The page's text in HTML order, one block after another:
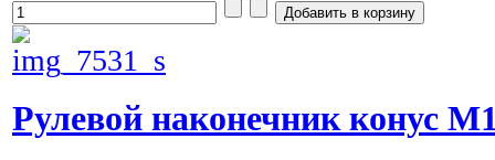
Рулевой наконечник конус